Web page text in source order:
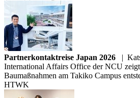
Partnerkontaktreise Japan 2026 |
International Affairs Office der NCU
Baumaßnahmen am Takiko Campus
HTWK